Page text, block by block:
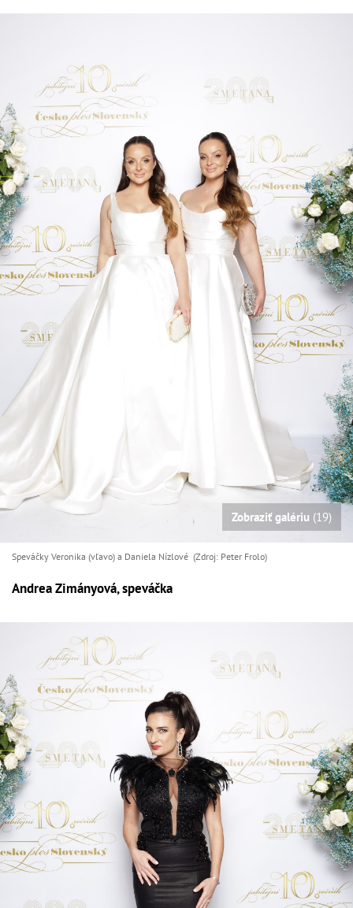
Zobraziť galériu (19)
Speváčky Veronika (vľavo) a Daniela Nízlové (Zdroj: Peter Frolo)
Andrea Zimányová, speváčka